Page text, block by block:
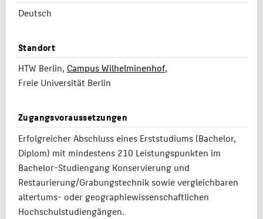
Deutsch
Standort
HTW Berlin, Campus Wilhelminenhof,
Freie Universität Berlin
Zugangsvoraussetzungen
Erfolgreicher Abschluss eines Erststudiums (Bachelor,
Diplom) mit mindestens 210 Leistungspunkten im
Bachelor-Studiengang Konservierung und
Restaurierung/Grabungstechnik sowie vergleichbaren
altertums- oder geographiewissenschaftlichen
Hochschulstudiengängen.